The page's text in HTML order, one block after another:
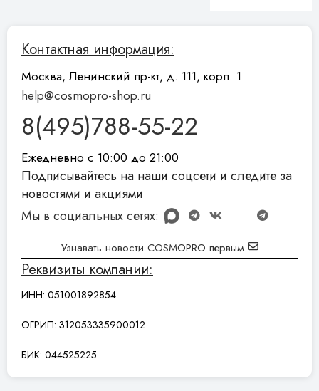
Контактная информация:
Москва, Ленинский пр-кт, д. 111, корп. 1
help@cosmopro-shop.ru
8(495)788-55-22
Ежедневно с 10:00 до 21:00
Подписывайтесь на наши соцсети и следите за
новостями и акциями
Мы в социальных сетях:
Узнавать новости COSMOPRO первым
Реквизиты компании:
ИНН: 051001892854
ОГРИП: 312053335900012
БИК: 044525225